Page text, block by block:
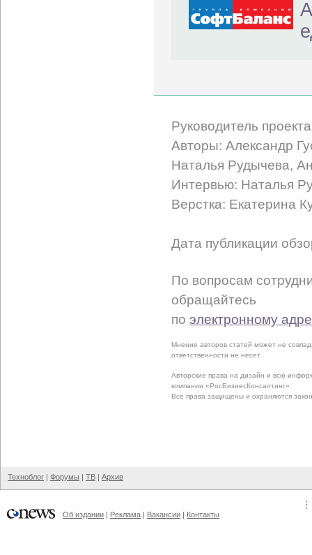
Руководитель
Авторы: Александр
Наталья Рудычева,
Интервью: Наталья
Верстка: Екатерина
Дата публикации
По вопросам
обращайтесь
по электронному
Мнение авторов статей может не
ответственности не несет.
Авторские права на дизайн и всю
компании «РосБизнесКонсалтинг».
Все права защищены и охраняются
Техноблог | Форумы | ТВ | Архив
Об издании | Реклама | Вакансии | Контакты